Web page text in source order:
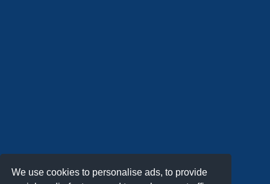
We use cookies to personalise ads, to provide